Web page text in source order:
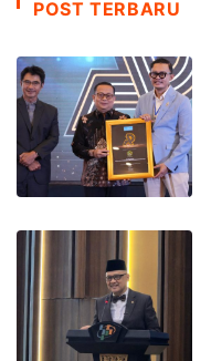
POST TERBARU